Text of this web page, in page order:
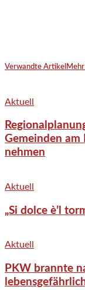
Verwandte Artikel
Aktuell
Gemeinden am
nehmen
Aktuell
„Si dolce è’l
Aktuell
PKW brannte